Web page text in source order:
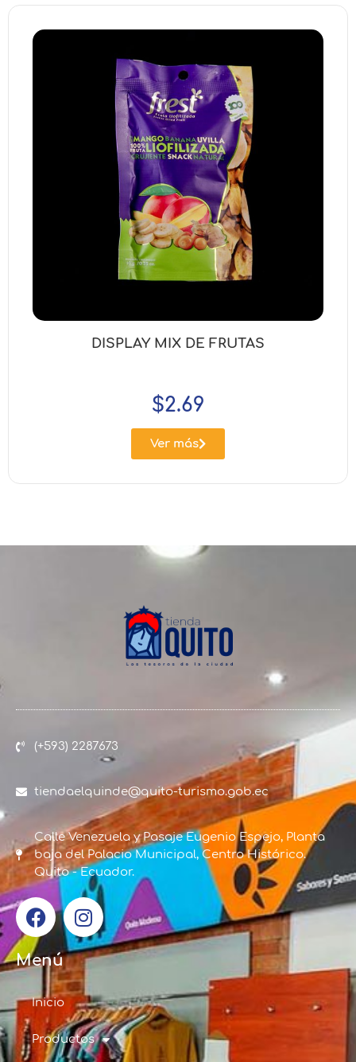
DISPLAY MIX DE FRUTAS
$2.69
Ver más
(+593) 2287673
tiendaelquinde@quito-turismo.gob.ec
Calle Venezuela y Pasaje Eugenio Espejo, Planta
baja del Palacio Municipal, Centro Histórico.
Quito - Ecuador.
Menú
Inicio
Productos